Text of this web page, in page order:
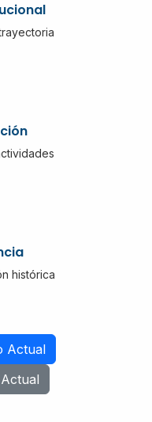
histórica
Actual